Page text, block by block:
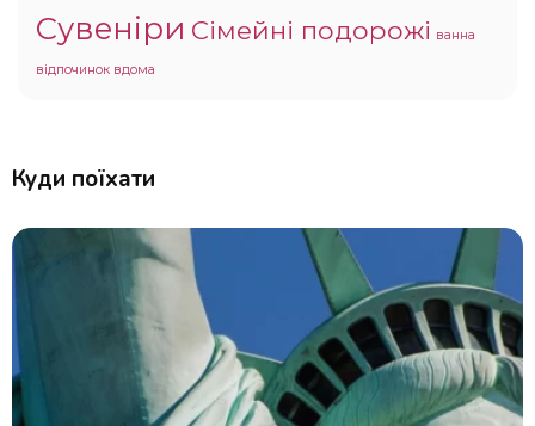
Сувеніри Сімейні подорожі ванна
відпочинок вдома
Куди поїхати